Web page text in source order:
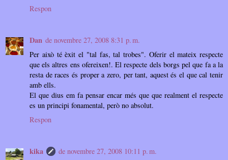
Respon
Dan de novembre 27, 2008 8:31 p. m.
Per això té èxit el "tal fas, tal trobes". Oferir el mateix respecte
que els altres ens ofereixen!. El respecte dels borgs pel que fa a la
resta de races és proper a zero, per tant, aquest és el que cal tenir
amb ells.
El que dius em fa pensar encar més que que realment el respecte
es un principi fonamental, però no absolut.
Respon
kika
de novembre 27, 2008 10:11 p. m.